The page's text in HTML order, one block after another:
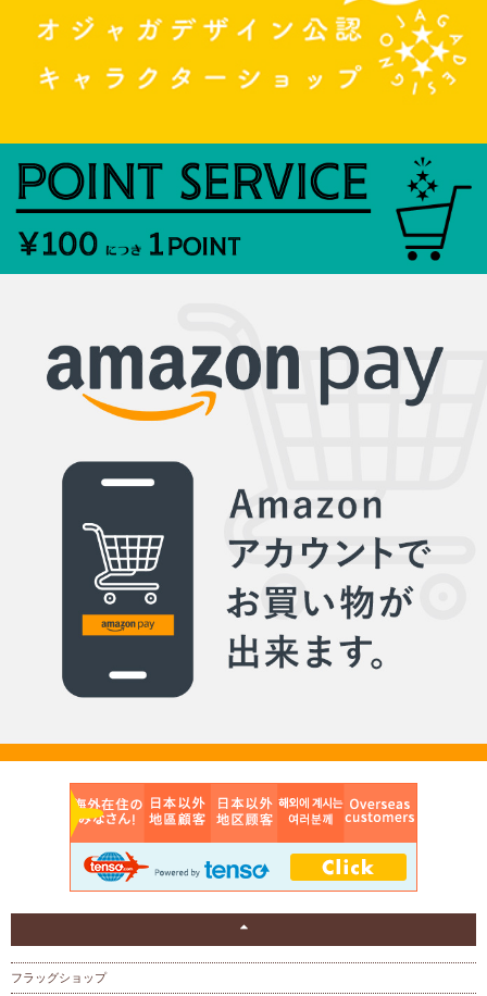
フラッグショップ